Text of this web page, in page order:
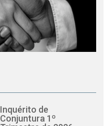
Inquérito de
Conjuntura 1º